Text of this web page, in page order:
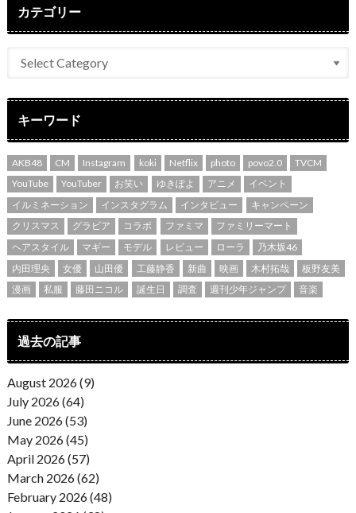
カテゴリー
キーワード
AKB48 CM Instagram koki Netflix photo povo2.0
TVCM
YouTube
YouTuber お笑い ゆきぽよ アニメ
イベント
イルミネーション
インスタグラム インタビュー
キャンペーン
クリスマス
グラビア コラボ ファミマ
ファミリーマート
ヘアスタイル
マギー モデル レビュー ローラ
乃木坂46
内田理央
女優 山田優 工藤静香 新曲 映画 木村拓哉
板野友美
漫画
私服 藤田ニコル 誕生日 調査 週刊少年ジャンプ 音楽
過去の記事
August 2026 (9)
July 2026 (64)
June 2026 (53)
May 2026 (45)
April 2026 (57)
March 2026 (62)
February 2026 (48)